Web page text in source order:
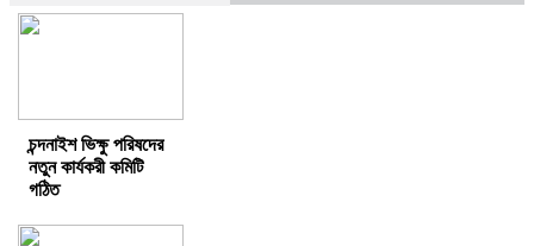
চন্দনাইশ ভিক্ষু পরিষদের
নতুন কার্যকরী কমিটি
গঠিত